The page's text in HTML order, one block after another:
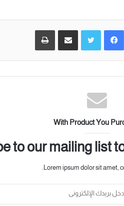
فيسبوك
With Product You
to our mailing list
Lorem ipsum dolor sit amet,